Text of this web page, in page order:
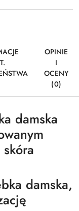
OPINIE
I
OCENY
(0)
damska
damska,